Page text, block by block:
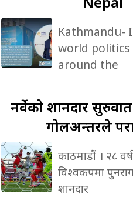
Kathmandu-
world politics
around the
नर्वेकोशानदार
गोलअन्तरले
काठमाडौं । २८
विश्वकपमा
शानदार